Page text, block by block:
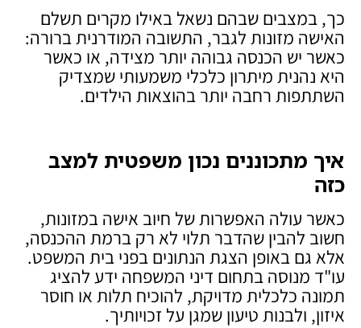
כך, במצבים שבהם נשאל באילו מקרים תשלם
האישה מזונות לגבר, התשובה המודרנית ברורה:
כאשר יש הכנסה גבוהה יותר מצידה, או כאשר
היא נהנית מיתרון כלכלי משמעותי שמצדיק
השתתפות רחבה יותר בהוצאות הילדים.
איך מתכוננים נכון משפטית למצב
כזה
כאשר עולה האפשרות של חיוב אישה במזונות,
חשוב להבין שהדבר תלוי לא רק ברמת ההכנסה,
אלא גם באופן הצגת הנתונים בפני בית המשפט.
עו"ד מנוסה בתחום דיני המשפחה ידע להציג
תמונה כלכלית מדויקת, להוכיח תלות או חוסר
איזון, ולבנות טיעון שמגן על זכויותיך.